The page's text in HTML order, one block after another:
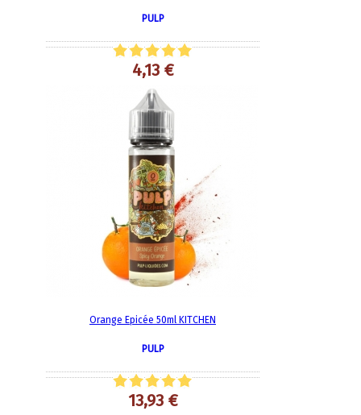
PULP
4,13 €
Orange Epicée 50ml KITCHEN
PULP
13,93 €